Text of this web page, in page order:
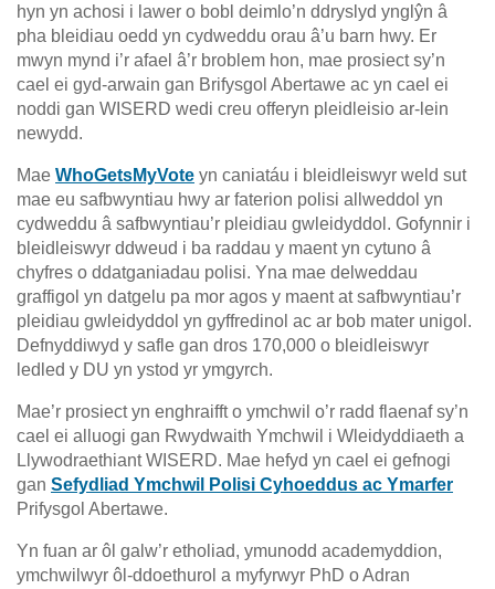
hyn yn achosi i lawer o bobl deimlo’n ddryslyd ynglŷn â
pha bleidiau oedd yn cydweddu orau â’u barn hwy. Er
mwyn mynd i’r afael â’r broblem hon, mae prosiect sy’n
cael ei gyd-arwain gan Brifysgol Abertawe ac yn cael ei
noddi gan WISERD wedi creu offeryn pleidleisio ar-lein
newydd.
Mae WhoGetsMyVote yn caniatáu i bleidleiswyr weld sut
mae eu safbwyntiau hwy ar faterion polisi allweddol yn
cydweddu â safbwyntiau’r pleidiau gwleidyddol. Gofynnir i
bleidleiswyr ddweud i ba raddau y maent yn cytuno â
chyfres o ddatganiadau polisi. Yna mae delweddau
graffigol yn datgelu pa mor agos y maent at safbwyntiau’r
pleidiau gwleidyddol yn gyffredinol ac ar bob mater unigol.
Defnyddiwyd y safle gan dros 170,000 o bleidleiswyr
ledled y DU yn ystod yr ymgyrch.
Mae’r prosiect yn enghraifft o ymchwil o’r radd flaenaf sy’n
cael ei alluogi gan Rwydwaith Ymchwil i Wleidyddiaeth a
Llywodraethiant WISERD. Mae hefyd yn cael ei gefnogi
gan Sefydliad Ymchwil Polisi Cyhoeddus ac Ymarfer
Prifysgol Abertawe.
Yn fuan ar ôl galw’r etholiad, ymunodd academyddion,
ymchwilwyr ôl-ddoethurol a myfyrwyr PhD o Adran